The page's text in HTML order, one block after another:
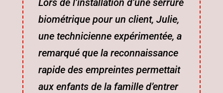
Lors de l’installation d’une serrure
biométrique pour un client, Julie,
une technicienne expérimentée, a
remarqué que la reconnaissance
rapide des empreintes permettait
aux enfants de la famille d’entrer